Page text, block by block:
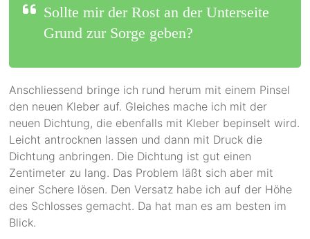
Sollte mir der Rost an der Unterseite
Grund zur Sorge geben?
Anschliessend bringe ich rund herum mit einem Pinsel
den neuen Kleber auf. Gleiches mache ich mit der
neuen Dichtung, die ebenfalls mit Kleber bepinselt wird.
Leicht antrocknen lassen und dann mit Druck die
Dichtung anbringen. Die Dichtung ist gut einen
Zentimeter zu lang. Das Problem läßt sich aber mit
einer Schere lösen. Den Versatz habe ich auf der Höhe
des Schlosses gemacht. Da hat man es am besten im
Blick.